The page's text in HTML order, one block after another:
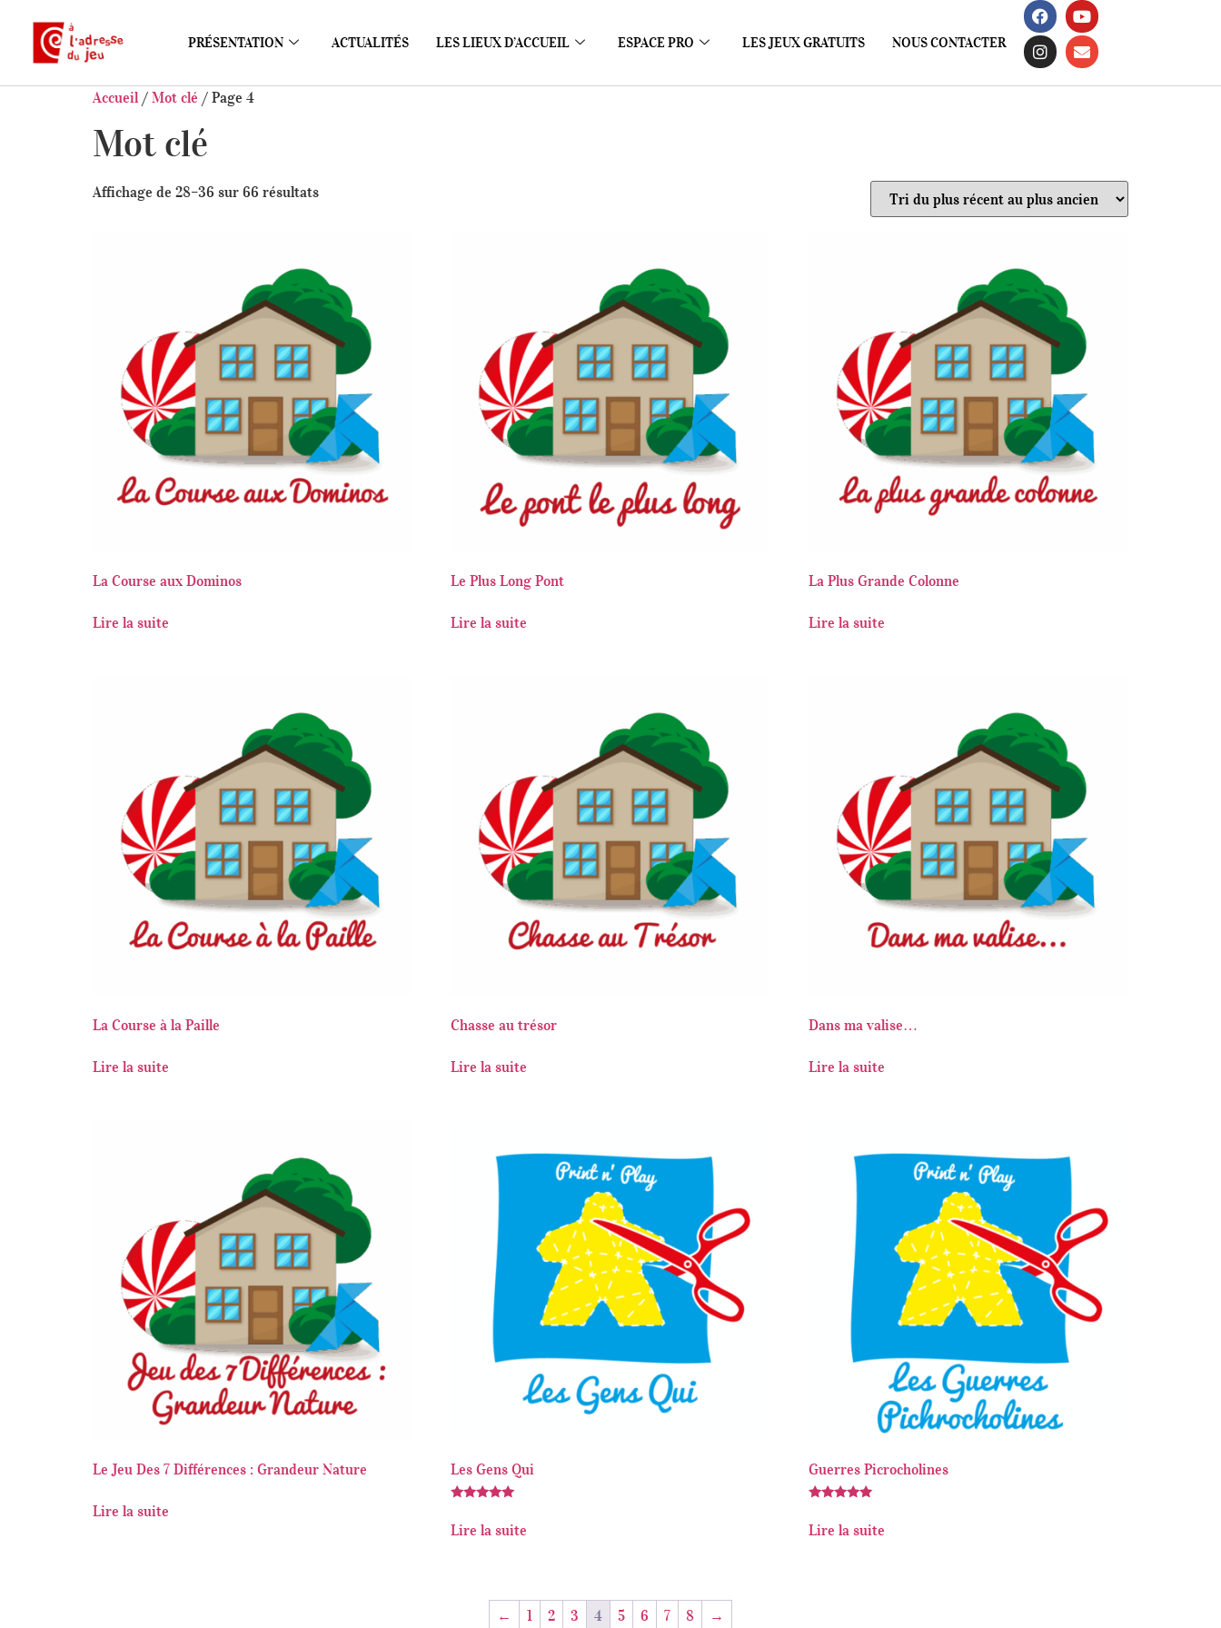
PRÉSENTATION ACTUALITÉS LES LIEUX D’ACCUEIL ESPACE PRO LES JEUX GRATUITS NOUS CONTACTER
Accueil / Mot clé / Page 4
Mot clé
Affichage de 28–36 sur 66 résultats
La Course aux Dominos
Lire la suite
Le Plus Long Pont
Lire la suite
La Plus Grande Colonne
Lire la suite
La Course à la Paille
Lire la suite
Chasse au trésor
Lire la suite
Dans ma valise…
Lire la suite
Le Jeu Des 7 Différences : Grandeur Nature
Lire la suite
Les Gens Qui
5.00
sur 5
Lire la suite
Guerres Picrocholines
5.00
sur 5
Lire la suite
← 1 2 3 4 5 6 7 8 →